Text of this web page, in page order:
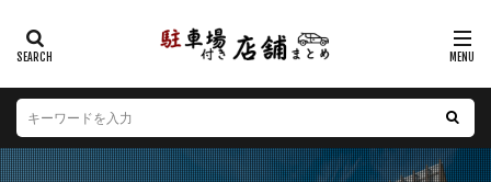
カテゴリー
エリア
北海道 青森県 岩手県 宮城県
秋田県